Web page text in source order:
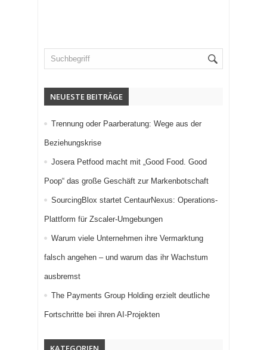
NEUESTE BEITRÄGE
Trennung oder Paarberatung: Wege aus der
Beziehungskrise
Josera Petfood macht mit „Good Food. Good
Poop“ das große Geschäft zur Markenbotschaft
SourcingBlox startet CentaurNexus: Operations-
Plattform für Zscaler-Umgebungen
Warum viele Unternehmen ihre Vermarktung
falsch angehen – und warum das ihr Wachstum
ausbremst
The Payments Group Holding erzielt deutliche
Fortschritte bei ihren AI-Projekten